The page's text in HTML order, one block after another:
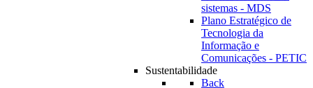
sistemas - MDS
Plano Estratégico de
Tecnologia da
Informação e
Comunicações - PETIC
Sustentabilidade
Back